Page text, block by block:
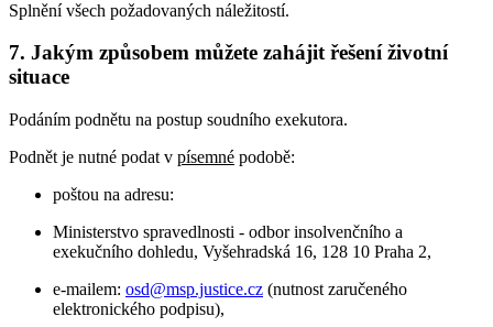
Splnění všech požadovaných náležitostí.
7. Jakým způsobem můžete zahájit řešení životní
situace
Podáním podnětu na postup soudního exekutora.
Podnět je nutné podat v písemné podobě:
poštou na adresu:
Ministerstvo spravedlnosti - odbor insolvenčního a
exekučního dohledu, Vyšehradská 16, 128 10 Praha 2,
e-mailem: osd@msp.justice.cz (nutnost zaručeného
elektronického podpisu),